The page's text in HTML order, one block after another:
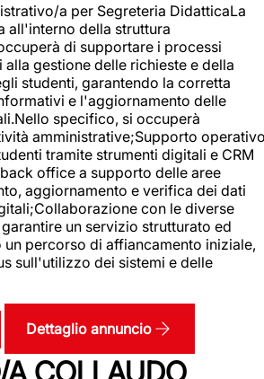
a per Segreteria DidatticaLa
all'interno della struttura
di supportare i processi
gestione delle richieste e della
studenti, garantendo la corretta
e l'aggiornamento delle
specifico, si occuperà
amministrative;Supporto
tramite strumenti digitali e CRM
office a supporto delle aree
aggiornamento e verifica dei dati
con le diverse
un servizio strutturato ed
percorso di affiancamento iniziale,
sull'utilizzo dei sistemi e delle
Dettaglio annuncio
COLLAUDO